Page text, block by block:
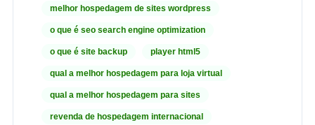
melhor hospedagem de sites wordpress
o que é seo search engine optimization
o que é site backup player html5
qual a melhor hospedagem para loja virtual
qual a melhor hospedagem para sites
revenda de hospedagem internacional